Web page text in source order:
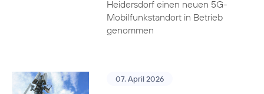
Heidersdorf einen neuen 5G-
Mobilfunkstandort in Betrieb
genommen
07. April 2026